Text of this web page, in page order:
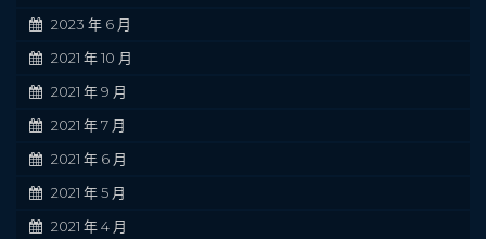
2023 年 6 月
2021 年 10 月
2021 年 9 月
2021 年 7 月
2021 年 6 月
2021 年 5 月
2021 年 4 月